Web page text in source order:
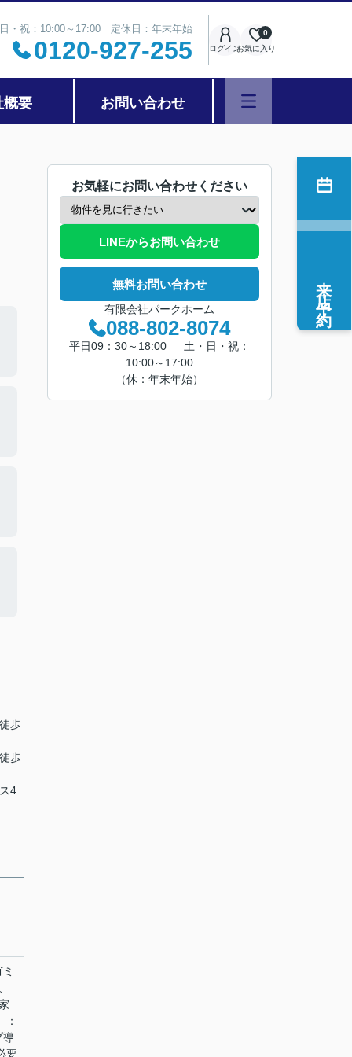
・祝：10:00～17:00 定休日：年末年始
0120-927-255 ログインお気に入り
0
概要 お問い合わせ
歩
歩
4
導
要
お気軽にお問い合わせください
LINEからお問い合わせ
無料お問い合わせ
有限会社パークホーム
088-802-8074
平日09：30～18:00 土・日・祝：
10:00～17:00
（休：年末年始）
来店予約